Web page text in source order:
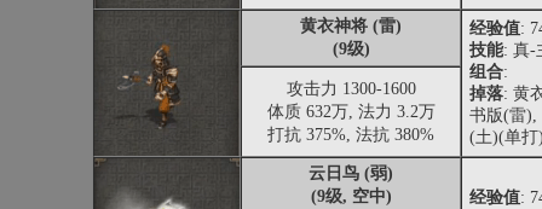
黄衣神将 (雷)
(9级)
经验值:
技能: 真-
组合:
掉落: 黄
书版(雷),
(土)(单打
攻击力 1300-1600
体质 632万, 法力 3.2万
打抗 375%, 法抗 380%
云日鸟 (弱)
(9级, 空中)
经验值: